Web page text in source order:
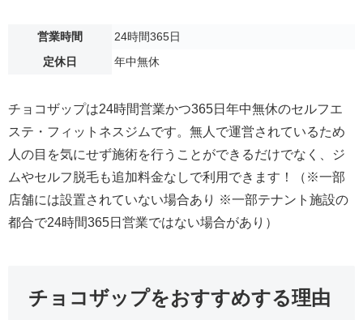
営業時間
24時間365日
定休日
年中無休
チョコザップは24時間営業かつ365日年中無休のセルフエ
ステ・フィットネスジムです。無人で運営されているため
人の目を気にせず施術を行うことができるだけでなく、ジ
ムやセルフ脱毛も追加料金なしで利用できます！（※一部
店舗には設置されていない場合あり ※一部テナント施設の
都合で24時間365日営業ではない場合があり）
チョコザップをおすすめする理由